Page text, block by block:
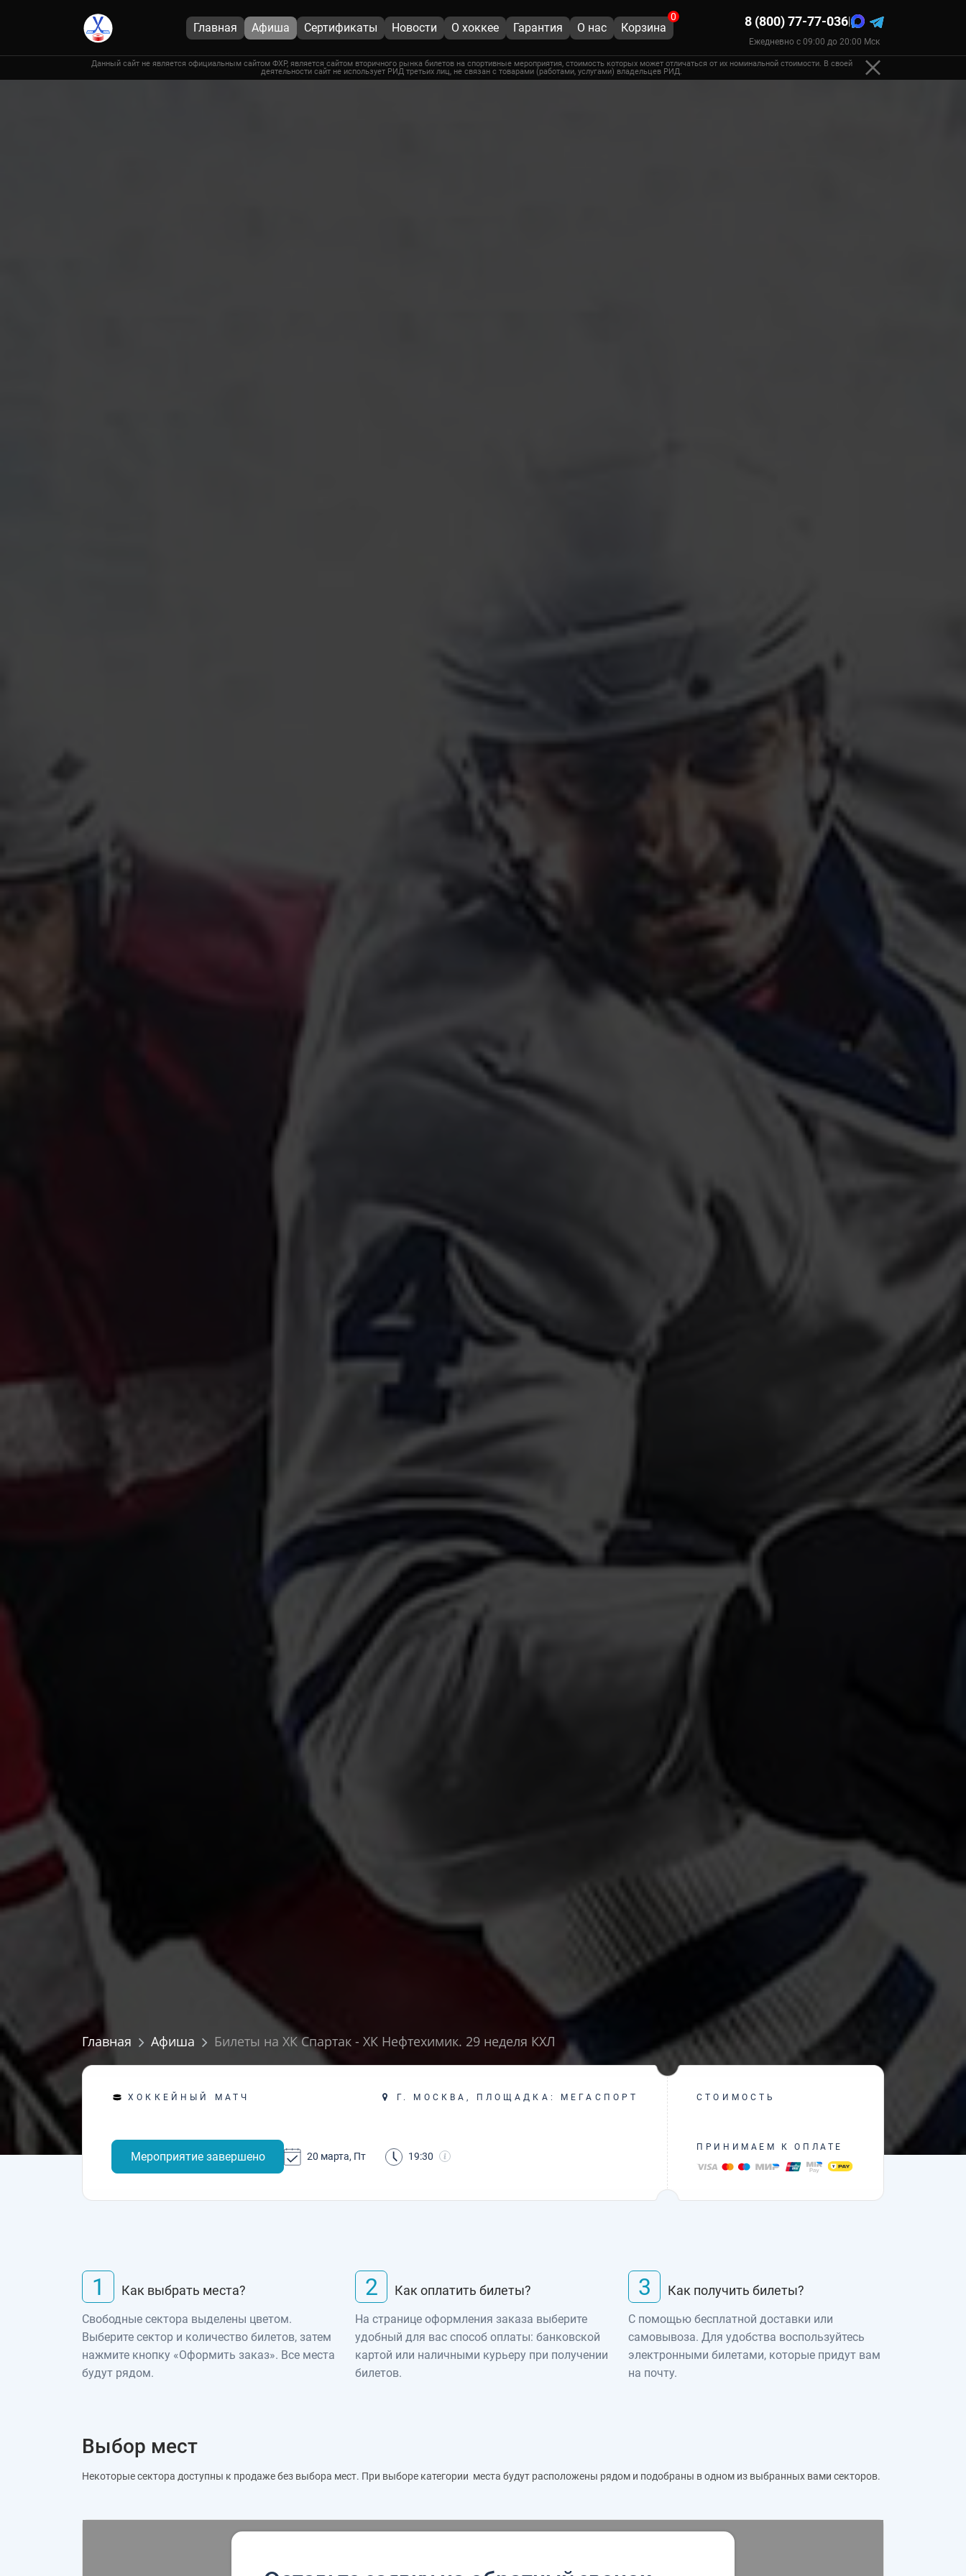
Главная Афиша Сертификаты Новости О хоккее Гарантия О нас Корзина
0 8 (800) 77-77-036|
Ежедневно с 09:00 до 20:00 Мск
Данный сайт не является официальным сайтом ФХР, является сайтом вторичного рынка билетов на спортивные мероприятия, стоимость которых может отличаться от их номинальной стоимости. В своей
деятельности сайт не использует РИД третьих лиц, не связан с товарами (работами, услугами) владельцев РИД.
Главная Афиша Билеты на ХК Спартак - ХК Нефтехимик. 29 неделя КХЛ
ХОККЕЙНЫЙ МАТЧ Г. МОСКВА, ПЛОЩАДКА: МЕГАСПОРТ
Мероприятие завершено 20 марта, Пт 19:30
СТОИМОСТЬ
ПРИНИМАЕМ К ОПЛАТЕ
1 Как выбрать места?
Свободные сектора выделены цветом.
Выберите сектор и количество билетов, затем
нажмите кнопку «Оформить заказ». Все места
будут рядом.
2 Как оплатить билеты?
На странице оформления заказа выберите
удобный для вас способ оплаты: банковской
картой или наличными курьеру при получении
билетов.
3 Как получить билеты?
С помощью бесплатной доставки или
самовывоза. Для удобства воспользуйтесь
электронными билетами, которые придут вам
на почту.
Выбор мест
Некоторые сектора доступны к продаже без выбора мест. При выборе категории места будут расположены рядом и подобраны в одном из выбранных вами секторов.